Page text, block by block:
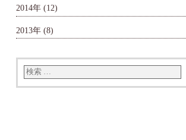
2014年 (12)
2013年 (8)